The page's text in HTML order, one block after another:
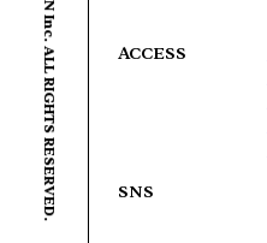
© ENJIN Inc. ALL RIGHTS RESERVED.
ACCESS
SNS